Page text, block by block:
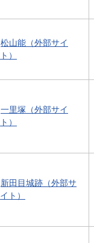
松山能（外部サイ
ト）
一里塚（外部サイ
ト）
新田目城跡（外部サ
イト）